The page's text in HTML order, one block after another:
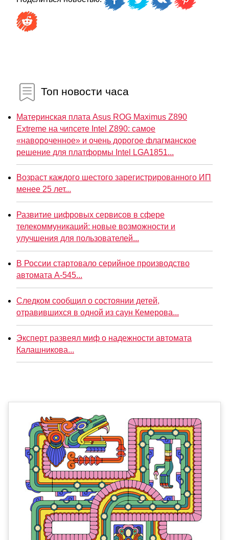
Топ новости часа
Материнская плата Asus ROG Maximus Z890
Extreme на чипсете Intel Z890: самое
«навороченное» и очень дорогое флагманское
решение для платформы Intel LGA1851...
Возраст каждого шестого зарегистрированного ИП
менее 25 лет...
Развитие цифровых сервисов в сфере
телекоммуникаций: новые возможности и
улучшения для пользователей...
В России стартовало серийное производство
автомата А-545...
Следком сообщил о состоянии детей,
отравившихся в одной из саун Кемерова...
Эксперт развеял миф о надежности автомата
Калашникова...